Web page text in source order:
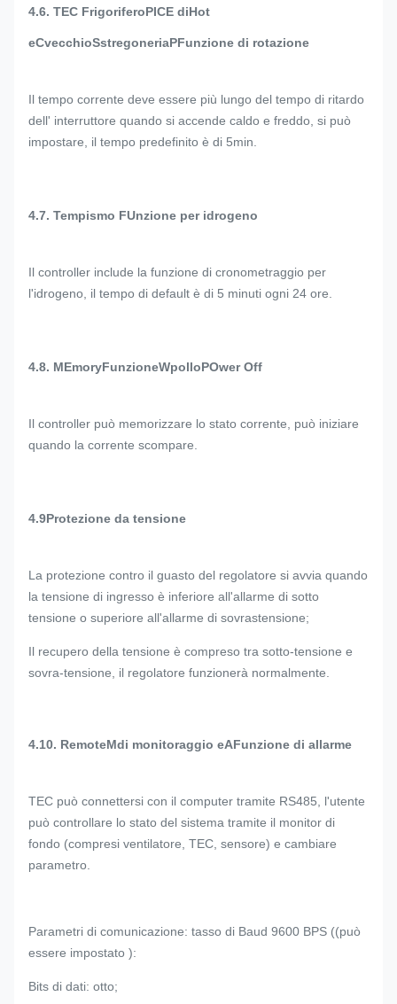
4.6. TEC FrigoriferoPICE diHot
eCvecchioSstregoneriaPFunzione di rotazione
Il tempo corrente deve essere più lungo del tempo di ritardo
dell' interruttore quando si accende caldo e freddo, si può
impostare, il tempo predefinito è di 5min.
4.7. Tempismo FUnzione per idrogeno
Il controller include la funzione di cronometraggio per
l'idrogeno, il tempo di default è di 5 minuti ogni 24 ore.
4.8. MEmoryFunzioneWpolloPOwer Off
Il controller può memorizzare lo stato corrente, può iniziare
quando la corrente scompare.
4.9Protezione da tensione
La protezione contro il guasto del regolatore si avvia quando
la tensione di ingresso è inferiore all'allarme di sotto
tensione o superiore all'allarme di sovrastensione;
Il recupero della tensione è compreso tra sotto-tensione e
sovra-tensione, il regolatore funzionerà normalmente.
4.10. RemoteMdi monitoraggio eAFunzione di allarme
TEC può connettersi con il computer tramite RS485, l'utente
può controllare lo stato del sistema tramite il monitor di
fondo (compresi ventilatore, TEC, sensore) e cambiare
parametro.
Parametri di comunicazione: tasso di Baud 9600 BPS ((può
essere impostato ):
Bits di dati: otto;